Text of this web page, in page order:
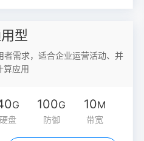
型
需求，适合企业运营活动、并
算应用
G
硬盘
100G
防御
10M
带宽